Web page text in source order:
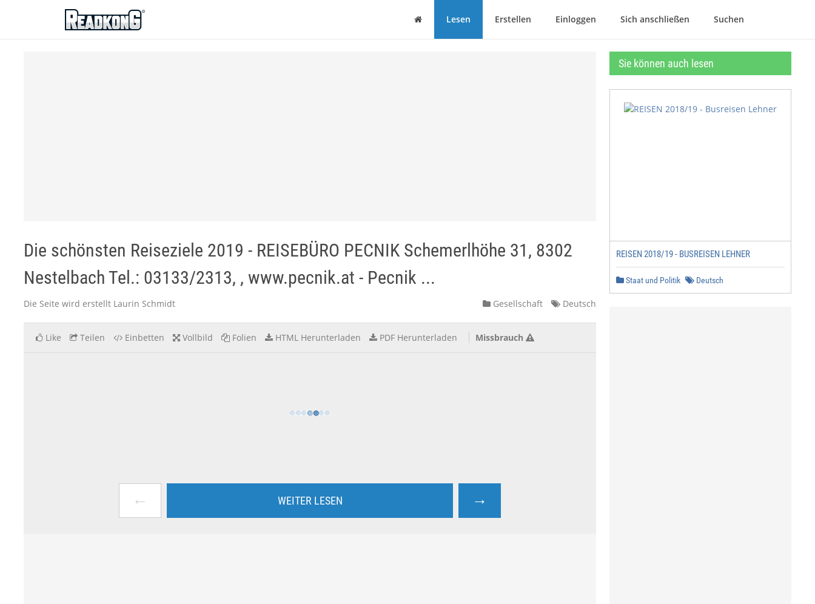
ReadkonG
Haus Lesen Erstellen Einloggen Sich anschließen Suchen
Die schönsten Reiseziele 2019 - REISEBÜRO PECNIK Schemerlhöhe 31, 8302
Nestelbach Tel.: 03133/2313, , www.pecnik.at - Pecnik ...
Die Seite wird erstellt Laurin Schmidt Gesellschaft Deutsch
Like Teilen Einbetten Vollbild Folien HTML Herunterladen PDF Herunterladen Missbrauch
← WEITER LESEN →
Sie können auch lesen
REISEN 2018/19 - BUSREISEN LEHNER
Staat und Politik Deutsch